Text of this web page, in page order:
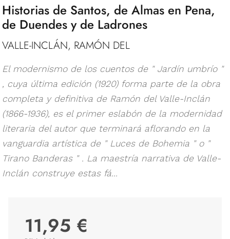
Historias de Santos, de Almas en Pena,
de Duendes y de Ladrones
VALLE-INCLÁN, RAMÓN DEL
El modernismo de los cuentos de " Jardín umbrío "
, cuya última edición (1920) forma parte de la obra
completa y definitiva de Ramón del Valle-Inclán
(1866-1936), es el primer eslabón de la modernidad
literaria del autor que terminará aflorando en la
vanguardia artística de " Luces de Bohemia " o "
Tirano Banderas " . La maestría narrativa de Valle-
Inclán construye estas fá...
11,95 €